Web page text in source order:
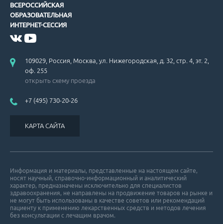
ВСЕРОССИЙСКАЯ
ОБРАЗОВАТЕЛЬНАЯ
ИНТЕРНЕТ-СЕССИЯ
109029, Россия, Москва, ул. Нижегородская, д. 32, стр. 4, эт. 2,
оф. 255
открыть схему проезда
+7 (495) 730-20-26
КАРТА САЙТА
Информация и материалы, представленные на настоящем сайте,
носят научный, справочно-информационный и аналитический
характер, предназначены исключительно для специалистов
здравоохранения, не направлены на продвижение товаров на рынке и
не могут быть использованы в качестве советов или рекомендаций
пациенту к применению лекарственных средств и методов лечения
без консультации с лечащим врачом.